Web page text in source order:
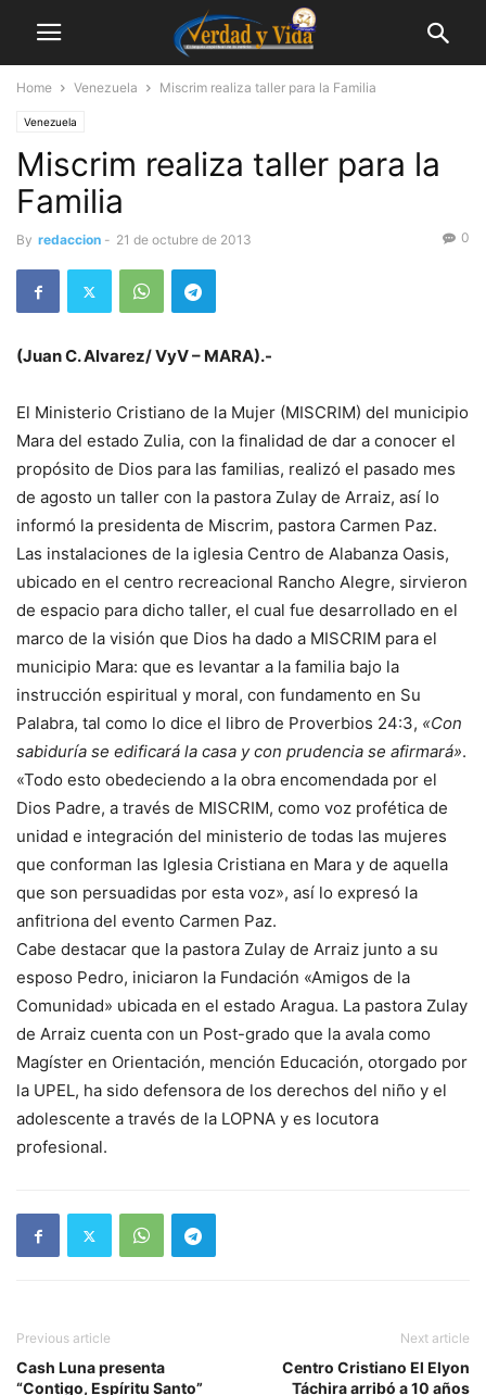
Home Venezuela Miscrim realiza taller para la Familia
Venezuela
Miscrim realiza taller para la
Familia
By redaccion - 21 de octubre de 2013 0
(Juan C. Alvarez/ VyV – MARA).-
El Ministerio Cristiano de la Mujer (MISCRIM) del municipio
Mara del estado Zulia, con la finalidad de dar a conocer el
propósito de Dios para las familias, realizó el pasado mes
de agosto un taller con la pastora Zulay de Arraiz, así lo
informó la presidenta de Miscrim, pastora Carmen Paz.
Las instalaciones de la iglesia Centro de Alabanza Oasis,
ubicado en el centro recreacional Rancho Alegre, sirvieron
de espacio para dicho taller, el cual fue desarrollado en el
marco de la visión que Dios ha dado a MISCRIM para el
municipio Mara: que es levantar a la familia bajo la
instrucción espiritual y moral, con fundamento en Su
Palabra, tal como lo dice el libro de Proverbios 24:3, «Con
sabiduría se edificará la casa y con prudencia se afirmará».
«Todo esto obedeciendo a la obra encomendada por el
Dios Padre, a través de MISCRIM, como voz profética de
unidad e integración del ministerio de todas las mujeres
que conforman las Iglesia Cristiana en Mara y de aquella
que son persuadidas por esta voz», así lo expresó la
anfitriona del evento Carmen Paz.
Cabe destacar que la pastora Zulay de Arraiz junto a su
esposo Pedro, iniciaron la Fundación «Amigos de la
Comunidad» ubicada en el estado Aragua. La pastora Zulay
de Arraiz cuenta con un Post-grado que la avala como
Magíster en Orientación, mención Educación, otorgado por
la UPEL, ha sido defensora de los derechos del niño y el
adolescente a través de la LOPNA y es locutora
profesional.
Previous article
Cash Luna presenta
“Contigo, Espíritu Santo”
Next article
Centro Cristiano El Elyon
Táchira arribó a 10 años